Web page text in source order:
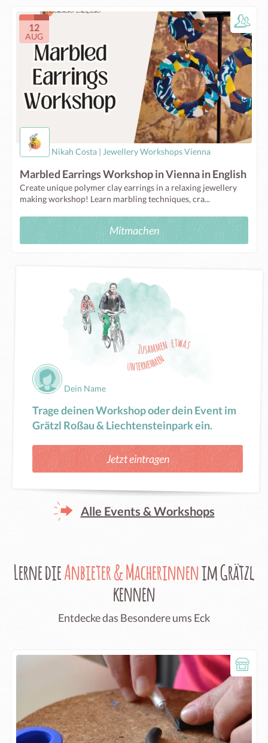
12
AUG
Nikah Costa | Jewellery Workshops Vienna
Marbled Earrings Workshop in Vienna in English
Create unique polymer clay earrings in a relaxing jewellery
making workshop! Learn marbling techniques, cra...
Mitmachen
Dein Name
Trage deinen Workshop oder dein Event im
Grätzl Roßau & Liechtensteinpark ein.
Jetzt eintragen
Alle Events & Workshops
Lerne dieAnbieter & Macherinnenim Grätzl
kennen
Entdecke das Besondere ums Eck